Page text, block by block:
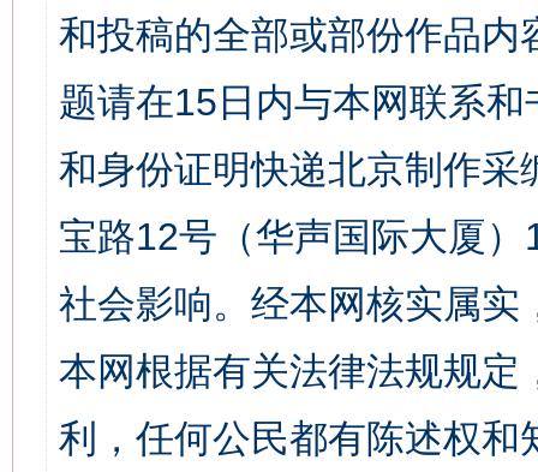
和投稿的全部或部份作品
题请在15日内与本网联系
和身份证明快递北京制作
宝路12号（华声国际大厦
社会影响。经本网核实属
本网根据有关法律法规规
利，任何公民都有陈述权